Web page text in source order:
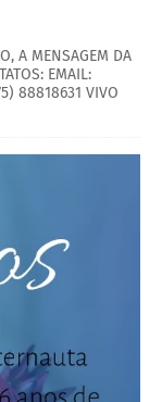
A MENSAGEM DA
EMAIL:
88818631 VIVO